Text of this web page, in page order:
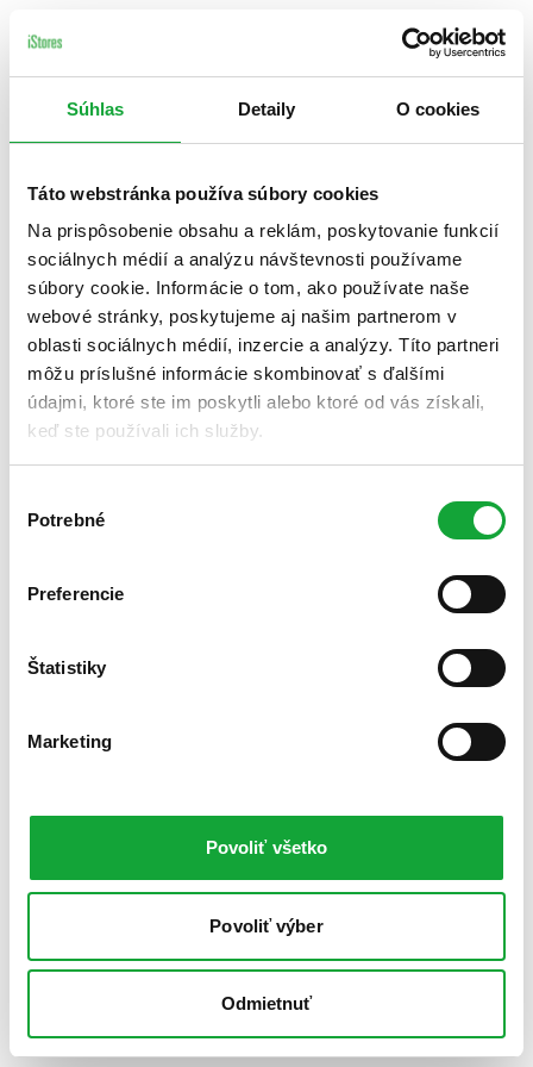
Súhlas Detaily O cookies
Táto webstránka používa súbory cookies
Na prispôsobenie obsahu a reklám, poskytovanie funkcií
sociálnych médií a analýzu návštevnosti používame
súbory cookie. Informácie o tom, ako používate naše
webové stránky, poskytujeme aj našim partnerom v
oblasti sociálnych médií, inzercie a analýzy. Títo partneri
môžu príslušné informácie skombinovať s ďalšími
údajmi, ktoré ste im poskytli alebo ktoré od vás získali,
keď ste používali ich služby.
súhlasu
Potrebné
Preferencie
Štatistiky
Marketing
Povoliť všetko
Povoliť výber
Odmietnuť